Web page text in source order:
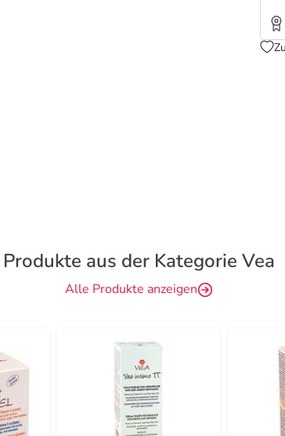
Produkte aus der Kategorie Vea
Alle Produkte anzeigen